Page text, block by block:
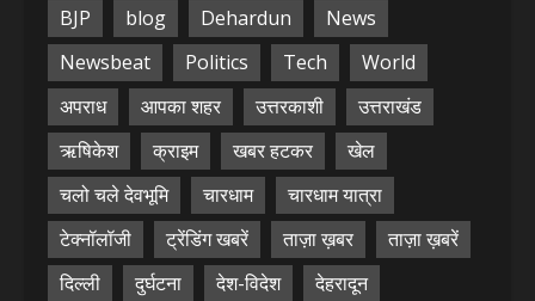
BJP blog Dehardun
News
Newsbeat
Politics Tech
World
अपराध
आपका शहर उत्तरकाशी
उत्तराखंड
ऋषिकेश
क्राइम खबर हटकर
खेल
चलो चले देवभूमि
चारधाम
चारधाम यात्रा
टेक्नॉलॉजी
ट्रेंडिंग खबरें ताज़ा ख़बर
ताज़ा ख़बरें
दिल्ली
दुर्घटना देश-विदेश
देहरादून